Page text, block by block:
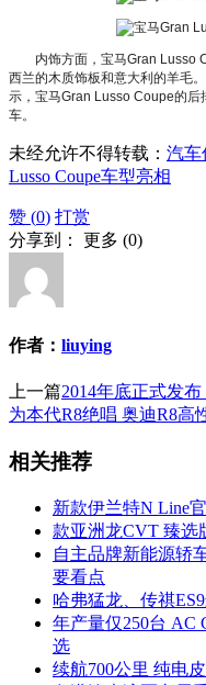
内饰方面，宝马Gran Lusso
西兰的木质饰板和意大利的羊毛
示，宝马Gran Lusso Coupe的后
车。
未经允许不得转载： 汽车
Lusso Coupe车型亮相
赞 (0) 打赏
分享到： 更多 (0)
作者： liuying
上一篇2014年底正式发
为本代R8绝唱 奥迪R8高
相关推荐
新款伊兰特N Line
款亚洲龙CVT 臻选
自主品牌新能源轿
要看点
哈弗猛龙、传祺
年产量仅250台 AC
选
续航700公里 纯电